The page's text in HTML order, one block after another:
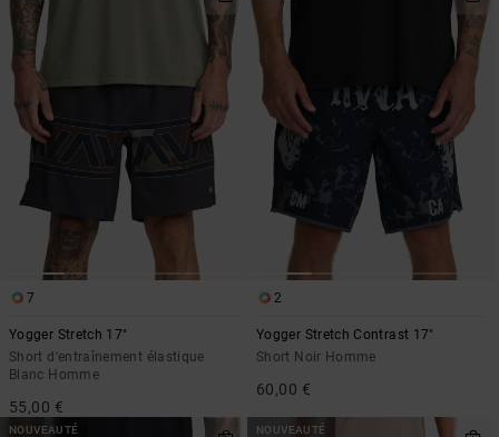
7
Yogger Stretch 17"
Short d'entraînement élastique
Blanc Homme
55,00 €
2
Yogger Stretch Contrast 17"
Short Noir Homme
60,00 €
NOUVEAUTÉ NOUVEAUTÉ